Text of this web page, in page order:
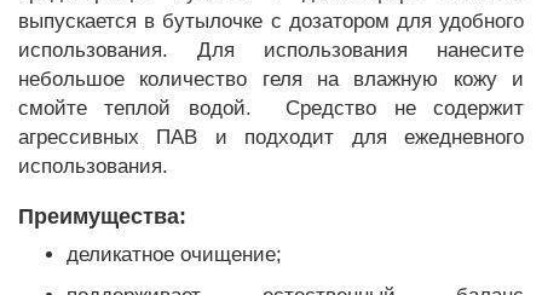
выпускается в бутылочке с дозатором для удобного
использования. Для использования нанесите
небольшое количество геля на влажную кожу и
смойте теплой водой. Средство не содержит
агрессивных ПАВ и подходит для ежедневного
использования.
Преимущества:
деликатное очищение;